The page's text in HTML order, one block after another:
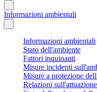
Informazioni ambientali
Informazioni ambientali
Stato dell'ambiente
Fattori inquinanti
Misure incidenti
Misure a protezione
Relazioni